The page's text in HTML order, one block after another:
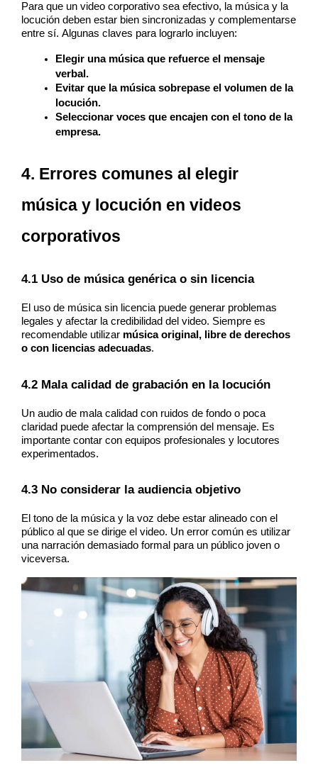
Para que un video corporativo sea efectivo, la música y la
locución deben estar bien sincronizadas y complementarse
entre sí. Algunas claves para lograrlo incluyen:
Elegir una música que refuerce el mensaje
verbal.
Evitar que la música sobrepase el volumen de la
locución.
Seleccionar voces que encajen con el tono de la
empresa.
4. Errores comunes al elegir
música y locución en videos
corporativos
4.1 Uso de música genérica o sin licencia
El uso de música sin licencia puede generar problemas
legales y afectar la credibilidad del video. Siempre es
recomendable utilizar música original, libre de derechos
o con licencias adecuadas.
4.2 Mala calidad de grabación en la locución
Un audio de mala calidad con ruidos de fondo o poca
claridad puede afectar la comprensión del mensaje. Es
importante contar con equipos profesionales y locutores
experimentados.
4.3 No considerar la audiencia objetivo
El tono de la música y la voz debe estar alineado con el
público al que se dirige el video. Un error común es utilizar
una narración demasiado formal para un público joven o
viceversa.